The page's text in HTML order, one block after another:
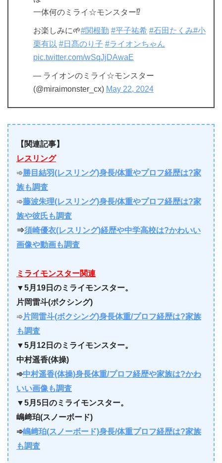
一体何のミライ☆モンスター⁉️
お楽しみに🌱#関根勤 #平子祐希 #石田たくみ#小
栗有以 #日髙のり子 #ライオンちゃん
pic.twitter.com/wSqJjDAwaE
— ライオンのミライ☆モンスター
(@miraimonster_cx) May 22, 2024
【関連記事】
レスリング
➾勝目結羽(レスリング)身長/体重やプロフ経歴は?家
族も調査
➾藤波朱理(レスリング)身長/体重やプロフ経歴は?家
族や彼氏も調査
⇒須崎優衣(レスリング)経歴や中学高校は?かわいい
画像や動画も調査
ミライモンスター関連
▼5月19日のミライモンスター。
片岡雷斗(ボクシング)
➾片岡雷斗(ボクシング)身長体重/プロフ経歴は?家族
も調査
▼5月12日のミライモンスター。
中村遥香(体操)
➾中村遥香(体操)身長体重/プロフ経歴や家族は?かわ
いい画像も調査
▼5月5日のミライモンスター。
嶋﨑珀(スノーボード)
➾嶋﨑珀(スノーボード)身長/体重プロフ経歴は?家族
も調査